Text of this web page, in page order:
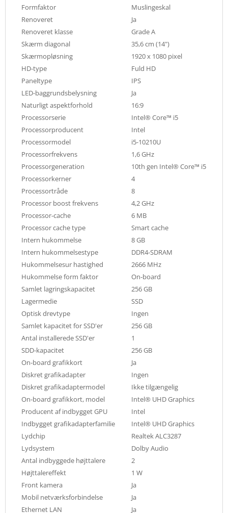
Formfaktor
Muslingeskal
Renoveret
Ja
Renoveret klasse
Grade A
Skærm diagonal
35,6 cm (14")
Skærmopløsning
1920 x 1080 pixel
HD-type
Fuld HD
Paneltype
IPS
LED-baggrundsbelysning
Ja
Naturligt aspektforhold
16:9
Processorserie
Intel® Core™ i5
Processorproducent
Intel
Processormodel
i5-10210U
Processorfrekvens
1,6 GHz
Processorgeneration
10th gen Intel® Core™ i5
Processorkerner
4
Processortråde
8
Processor boost frekvens
4,2 GHz
Processor-cache
6 MB
Processor cache type
Smart cache
Intern hukommelse
8 GB
Intern hukommelsestype
DDR4-SDRAM
Hukommelsesur hastighed
2666 MHz
Hukommelse form faktor
On-board
Samlet lagringskapacitet
256 GB
Lagermedie
SSD
Optisk drevtype
Ingen
Samlet kapacitet for SSD'er
256 GB
Antal installerede SSD'er
1
SDD-kapacitet
256 GB
On-board grafikkort
Ja
Diskret grafikadapter
Ingen
Diskret grafikadaptermodel
Ikke tilgængelig
On-board grafikkort, model
Intel® UHD Graphics
Producent af indbygget GPU
Intel
Indbygget grafikadapterfamilie
Intel® UHD Graphics
Lydchip
Realtek ALC3287
Lydsystem
Dolby Audio
Antal indbyggede højttalere
2
Højttalereffekt
1 W
Front kamera
Ja
Mobil netværksforbindelse
Ja
Ethernet LAN
Ja